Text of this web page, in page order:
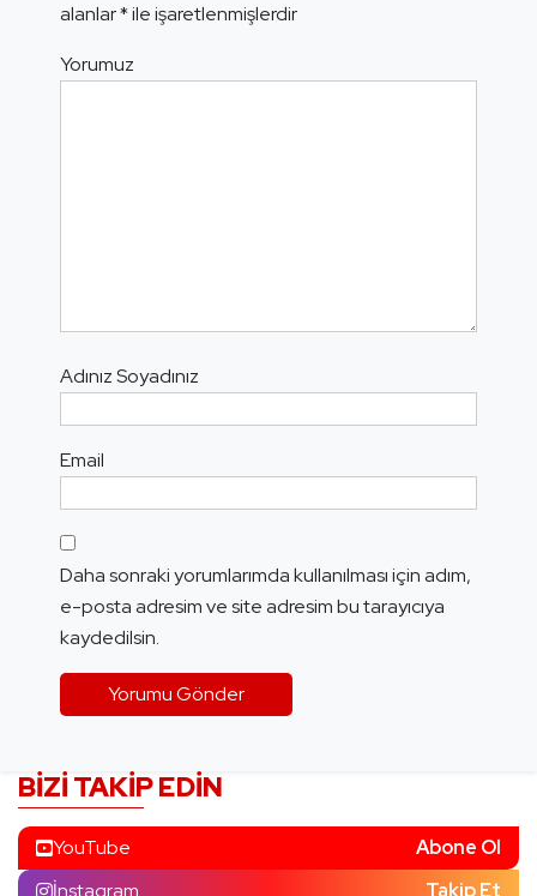
alanlar*ile işaretlenmişlerdir
Yorumuz
Adınız Soyadınız
Email
Daha sonraki yorumlarımda kullanılması için adım,
e-posta adresim ve site adresim bu tarayıcıya
kaydedilsin.
BIZI TAKIP EDIN
YouTube
Abone Ol